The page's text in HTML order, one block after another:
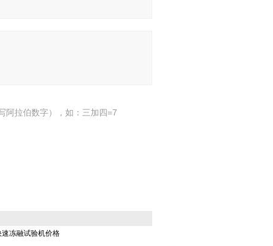
阿拉伯数字），如：三加四=7
速冻融试验机价格